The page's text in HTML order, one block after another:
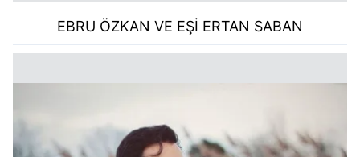
EBRU ÖZKAN VE EŞİ ERTAN SABAN